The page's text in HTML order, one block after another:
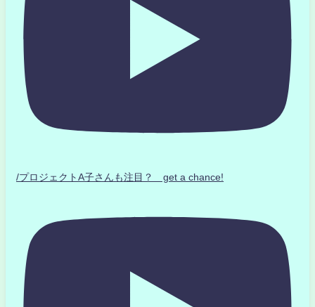
/プロジェクトA子さんも注目？ get a chance!